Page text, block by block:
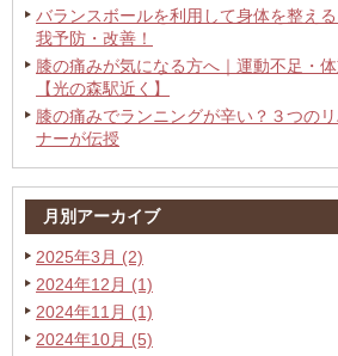
バランスボールを利用して身体を整え
我予防・改善！
膝の痛みが気になる方へ｜運動不足・
【光の森駅近く】
膝の痛みでランニングが辛い？３つの
ナーが伝授
月別アーカイブ
2025年3月 (2)
2024年12月 (1)
2024年11月 (1)
2024年10月 (5)